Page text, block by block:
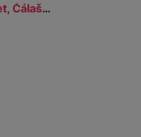
Sámiráđđi / Samerådet, Čálašeapmi, áššebáhpirat /...
Gå til detaljvisning